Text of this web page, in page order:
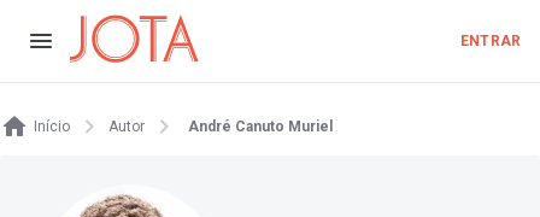
ENTRAR
Início Autor André Canuto Muriel